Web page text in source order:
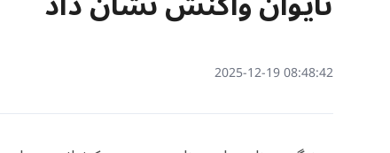
08:48:42 2025-12-19